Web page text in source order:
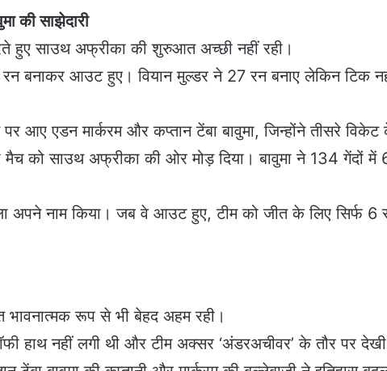
की साझेदारी
हुए साउथ अफ्रीका की शुरुआत अच्छी नहीं रही।
रन बनाकर आउट हुए। वियान मुल्डर ने 27 रन बनाए लेकिन टिक
आए एडन मार्करम और कप्तान टेंबा बावुमा, जिन्होंने तीसरे
मैच को साउथ अफ्रीका की ओर मोड़ दिया। बावुमा ने 134 गेंदों में
अपने नाम किया। जब वे आउट हुए, टीम को जीत के लिए सिर्फ 6
भावनात्मक रूप से भी बेहद अहम रही।
हाथ नहीं लगी थी और टीम अक्सर ‘अंडरअचीवर’ के तौर पर देखी